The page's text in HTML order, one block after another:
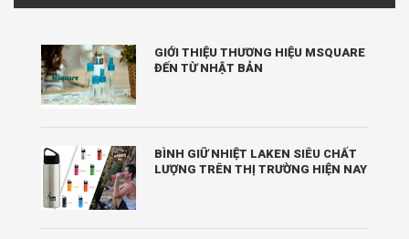
GIỚI THIỆU THƯƠNG HIỆU MSQUARE
ĐẾN TỪ NHẬT BẢN
BÌNH GIỮ NHIỆT LAKEN SIÊU CHẤT
LƯỢNG TRÊN THỊ TRƯỜNG HIỆN NAY